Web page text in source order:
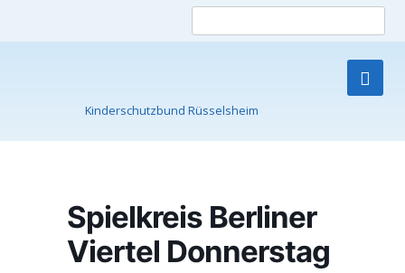
Kinderschutzbund Rüsselsheim
Skip
Spielkreis Berliner
Viertel Donnerstag